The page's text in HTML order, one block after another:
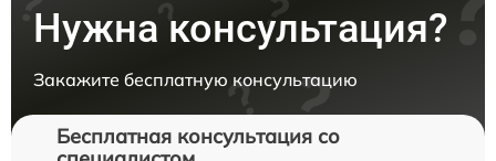
Нужна консультация?
Закажите бесплатную консультацию
Бесплатная консультация со